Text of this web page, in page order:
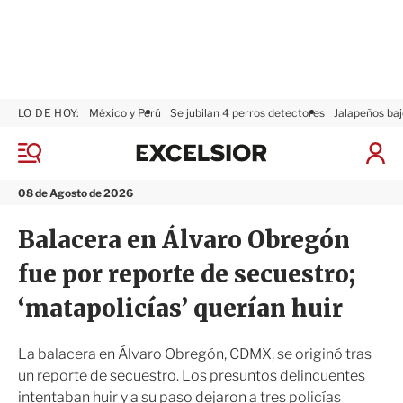
M
n
08 de Agosto de 2026
LO DE HOY: México y Perú Se jubilan 4 perros detectores Jalapeños
I
x
s
i
r
Balacera en Álvaro Obregón
fue por reporte de secuestro;
‘matapolicías’ querían huir
La balacera en Álvaro Obregón, CDMX, se originó tras
un reporte de secuestro. Los presuntos delincuentes
intentaban huir y a su paso dejaron a tres policías